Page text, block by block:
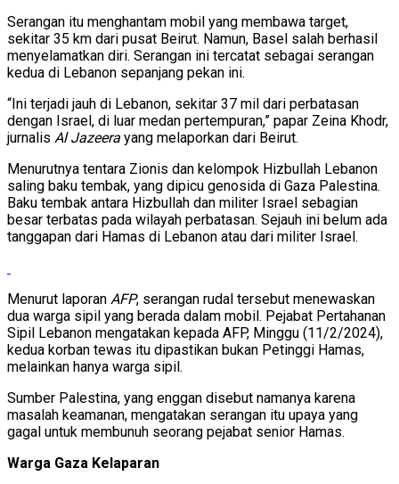
Serangan itu menghantam mobil yang membawa target,
sekitar 35 km dari pusat Beirut. Namun, Basel salah berhasil
menyelamatkan diri. Serangan ini tercatat sebagai serangan
kedua di Lebanon sepanjang pekan ini.
“Ini terjadi jauh di Lebanon, sekitar 37 mil dari perbatasan
dengan Israel, di luar medan pertempuran,” papar Zeina Khodr,
jurnalis Al Jazeera yang melaporkan dari Beirut.
Menurutnya tentara Zionis dan kelompok Hizbullah Lebanon
saling baku tembak, yang dipicu genosida di Gaza Palestina.
Baku tembak antara Hizbullah dan militer Israel sebagian
besar terbatas pada wilayah perbatasan. Sejauh ini belum ada
tanggapan dari Hamas di Lebanon atau dari militer Israel.
Menurut laporan AFP, serangan rudal tersebut menewaskan
dua warga sipil yang berada dalam mobil. Pejabat Pertahanan
Sipil Lebanon mengatakan kepada AFP, Minggu (11/2/2024),
kedua korban tewas itu dipastikan bukan Petinggi Hamas,
melainkan hanya warga sipil.
Sumber Palestina, yang enggan disebut namanya karena
masalah keamanan, mengatakan serangan itu upaya yang
gagal untuk membunuh seorang pejabat senior Hamas.
Warga Gaza Kelaparan